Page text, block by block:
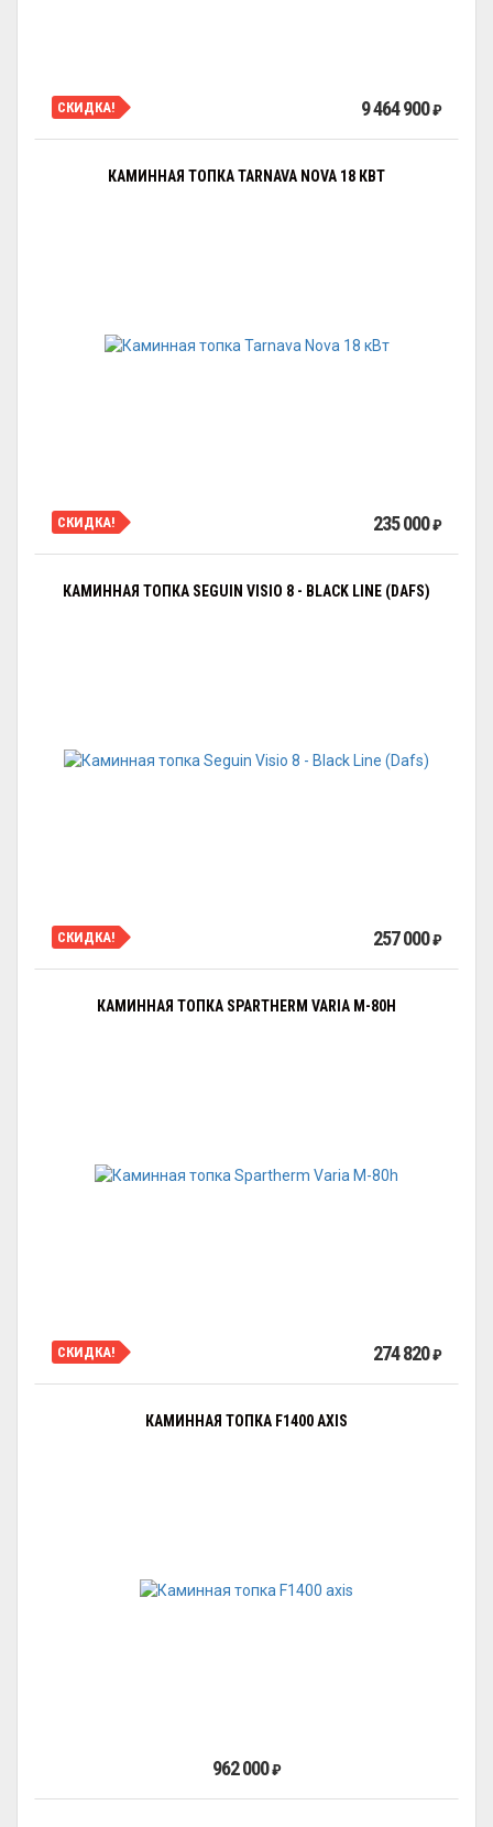
СКИДКА! 9 464 900₽
КАМИННАЯ ТОПКА TARNAVA NOVA 18 КВТ
СКИДКА! 235 000₽
КАМИННАЯ ТОПКА SEGUIN VISIO 8 - BLACK LINE (DAFS)
СКИДКА! 257 000₽
КАМИННАЯ ТОПКА SPARTHERM VARIA M-80H
СКИДКА! 274 820₽
КАМИННАЯ ТОПКА F1400 AXIS
962 000₽